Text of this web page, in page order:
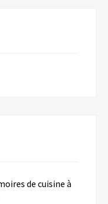
de cuisine à